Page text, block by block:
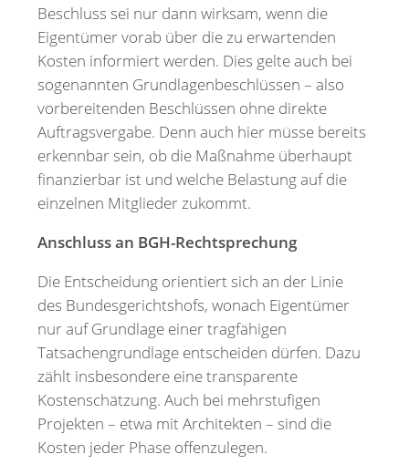
Beschluss sei nur dann wirksam, wenn die
Eigentümer vorab über die zu erwartenden
Kosten informiert werden. Dies gelte auch bei
sogenannten Grundlagenbeschlüssen – also
vorbereitenden Beschlüssen ohne direkte
Auftragsvergabe. Denn auch hier müsse bereits
erkennbar sein, ob die Maßnahme überhaupt
finanzierbar ist und welche Belastung auf die
einzelnen Mitglieder zukommt.
Anschluss an BGH-Rechtsprechung
Die Entscheidung orientiert sich an der Linie
des Bundesgerichtshofs, wonach Eigentümer
nur auf Grundlage einer tragfähigen
Tatsachengrundlage entscheiden dürfen. Dazu
zählt insbesondere eine transparente
Kostenschätzung. Auch bei mehrstufigen
Projekten – etwa mit Architekten – sind die
Kosten jeder Phase offenzulegen.